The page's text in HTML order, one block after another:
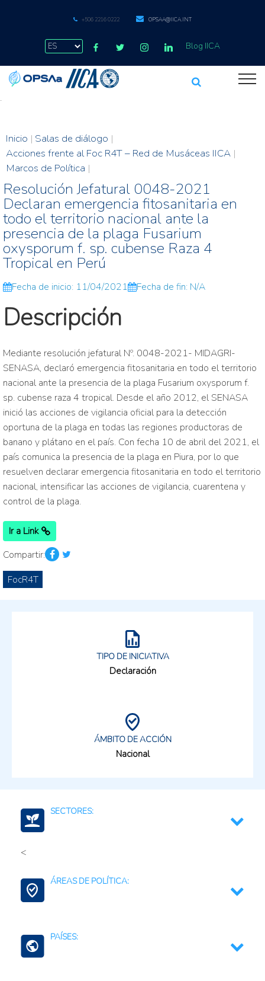
+506 2216 0222 OPSAA@IICA.INT
Blog IICA
.
Inicio | Salas de diálogo |
Acciones frente al Foc R4T – Red de Musáceas IICA |
Marcos de Política |
Resolución Jefatural 0048-2021
Declaran emergencia fitosanitaria en
todo el territorio nacional ante la
presencia de la plaga Fusarium
oxysporum f. sp. cubense Raza 4
Tropical en Perú
Fecha de inicio: 11/04/2021 Fecha de fin: N/A
Descripción
Mediante resolución jefatural Nº. 0048-2021- MIDAGRI-
SENASA, declaró emergencia fitosanitaria en todo el territorio
nacional ante la presencia de la plaga Fusarium oxysporum f.
sp. cubense raza 4 tropical. Desde el año 2012, el SENASA
inició las acciones de vigilancia oficial para la detección
oportuna de la plaga en todas las regiones productoras de
banano y plátano en el país. Con fecha 10 de abril del 2021, el
país comunica la presencia de la plaga en Piura, por lo que
resuelven declarar emergencia fitosanitaria en todo el territorio
nacional, intensificar las acciones de vigilancia, cuarentena y
control de la plaga.
Ir a Link
Compartir:
FocR4T
TIPO DE INICIATIVA
Declaración
ÁMBITO DE ACCIÓN
Nacional
SECTORES:
<
ÁREAS DE POLÍTICA:
PAÍSES: